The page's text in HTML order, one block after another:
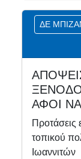
ΔΕ
ΑΦΟΙ
Προτάσεις
τοπικού
Ιωαννιτών